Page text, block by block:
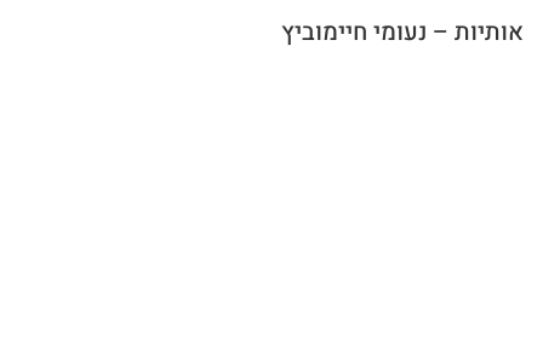
אותיות – נעומי חיימוביץ